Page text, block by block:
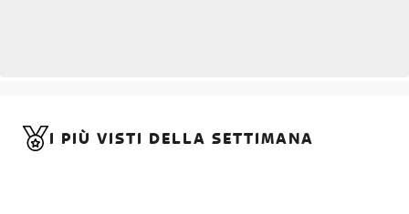
I PIÙ VISTI DELLA SETTIMANA